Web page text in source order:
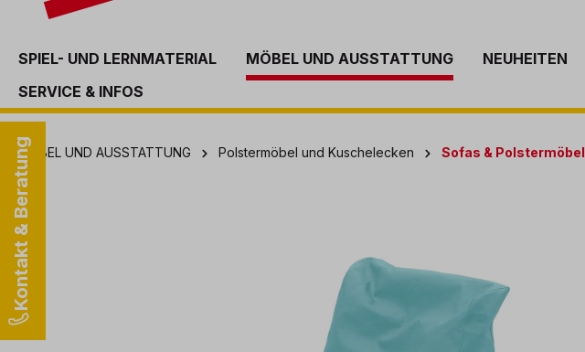
SPIEL- UND LERNMATERIAL MÖBEL UND AUSSTATTUNG NEUHEITEN
SERVICE & INFOS
Kontakt & Beratung
MÖBEL UND AUSSTATTUNG Polstermöbel und Kuschelecken Sofas & Polstermöbel
Bildergalerie überspringen